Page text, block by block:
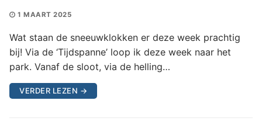
1 MAART 2025
Wat staan de sneeuwklokken er deze week prachtig
bij! Via de ‘Tijdspanne’ loop ik deze week naar het
park. Vanaf de sloot, via de helling…
VERDER LEZEN →